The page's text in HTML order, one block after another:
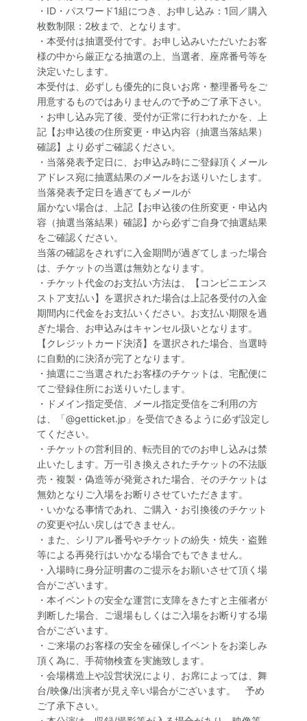
・ID・パスワード1組につき、お申し込み：1回／購入
枚数制限：2枚まで、となります。
・本受付は抽選受付です。お申し込みいただいたお客
様の中から厳正なる抽選の上、当選者、座席番号等を
決定いたします。
本受付は、必ずしも優先的に良いお席・整理番号をご
用意するものではありませんので予めご了承下さい。
・お申し込み完了後、受付が正常に行われたかを、上
記【お申込後の住所変更・申込内容（抽選当落結果）
確認】より必ずご確認ください。
・当落発表予定日に、お申込み時にご登録頂くメール
アドレス宛に抽選結果のメールをお送りいたします。
当落発表予定日を過ぎてもメールが
届かない場合は、上記【お申込後の住所変更・申込内
容（抽選当落結果）確認】から必ずご自身で抽選結果
をご確認ください。
当落の確認をされずに入金期間が過ぎてしまった場合
は、チケットの当選は無効となります。
・チケット代金のお支払い方法は、【コンビニエンス
ストア支払い】を選択された場合は上記各受付の入金
期間内に代金をお支払いください。お支払い期限を過
ぎた場合、お申込みはキャンセル扱いとなります。
【クレジットカード決済】を選択された場合、当選時
に自動的に決済が完了となります。
・抽選にご当選されたお客様のチケットは、宅配便に
てご登録住所にお送りいたします。
・ドメイン指定受信、メール指定受信をご利用の方
は、「@getticket.jp」を受信できるように必ず設定し
てください。
・チケットの営利目的、転売目的でのお申し込みは禁
止いたします。万一引き換えされたチケットの不法販
売・複製・偽造等が発覚された場合、そのチケットは
無効となりご入場をお断りさせていただきます。
・いかなる事情であれ、ご購入・お引換後のチケット
の変更や払い戻しはできません。
・また、シリアル番号やチケットの紛失・焼失・盗難
等による再発行はいかなる場合でもできません。
・入場時に身分証明書のご提示をお願いさせて頂く場
合がございます。
・本イベントの安全な運営に支障をきたすと主催者が
判断した場合、ご退場もしくはご入場をお断りする場
合がございます。
・ご来場のお客様の安全を確保しイベントをお楽しみ
頂く為に、手荷物検査を実施致します。
・会場構造上や設営状況により、お席によっては、舞
台/映像/出演者が見え辛い場合がございます。 予め
ご了承下さい。